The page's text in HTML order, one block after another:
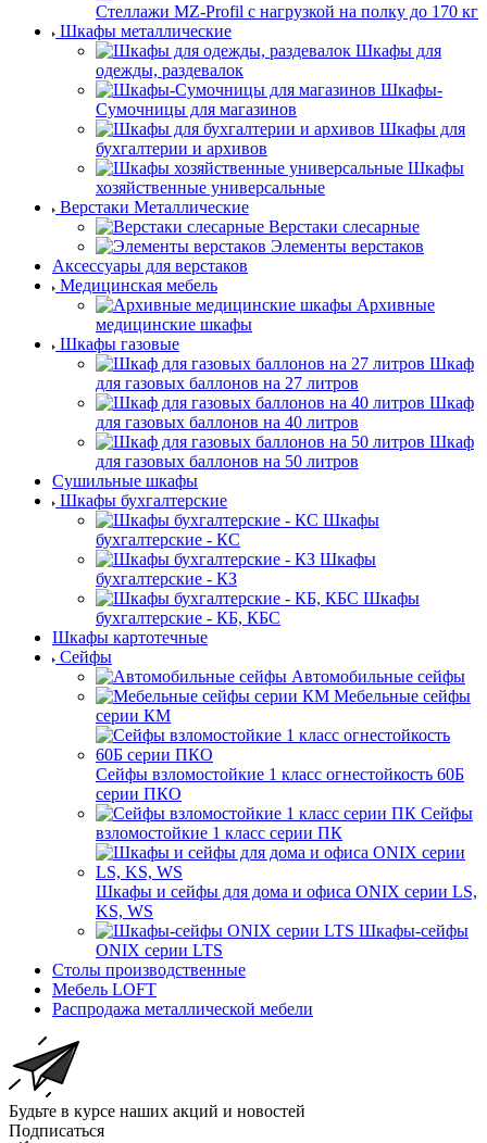
Стеллажи MZ-Profil с нагрузкой на полку до 170 кг
Шкафы металлические
Шкафы для
одежды, раздевалок
Шкафы-
Сумочницы для магазинов
Шкафы для
бухгалтерии и архивов
Шкафы
хозяйственные универсальные
Верстаки Металлические
Верстаки слесарные
Элементы верстаков
Аксессуары для верстаков
Медицинская мебель
Архивные
медицинские шкафы
Шкафы газовые
Шкаф
для газовых баллонов на 27 литров
Шкаф
для газовых баллонов на 40 литров
Шкаф
для газовых баллонов на 50 литров
Сушильные шкафы
Шкафы бухгалтерские
Шкафы
бухгалтерские - КС
Шкафы
бухгалтерские - КЗ
Шкафы
бухгалтерские - КБ, КБС
Шкафы картотечные
Сейфы
Автомобильные сейфы
Мебельные сейфы
серии КМ
Сейфы взломостойкие 1 класс огнестойкость 60Б
серии ПКО
Сейфы
взломостойкие 1 класс серии ПК
Шкафы и сейфы для дома и офиса ONIX серии LS,
KS, WS
Шкафы-сейфы
ONIX серии LTS
Столы производственные
Мебель LOFT
Распродажа металлической мебели
Будьте в курсе наших акций и новостей
Подписаться